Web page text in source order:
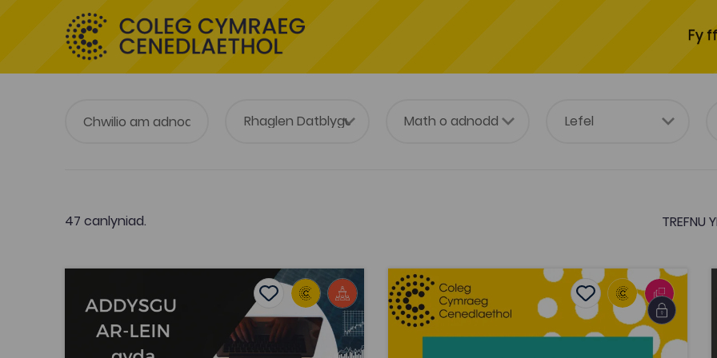
Fy
47 canlyniad. TREFNU
Addysgu Ar-lein gyda MS Teams (Gweithdy gan Dyddgu Hywel)
Add to favourites
Dyddiad cyhoeddi: 2020 Add to favourites
Addysgu Ar-lein gyda MS Teams
(Gweithdy gan Dyddgu Hywel)
Adnodd Cefnogi Addysg Ôl-16
Add to favourites
Dyddiad cyhoeddi: 2020 Add to favourites
Adnodd Cefnogi Addysg Ôl-16